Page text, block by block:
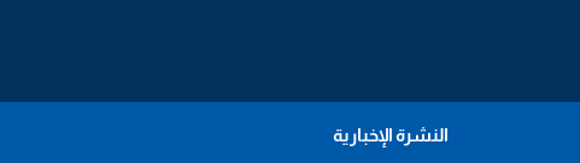
النشرة الإخبارية